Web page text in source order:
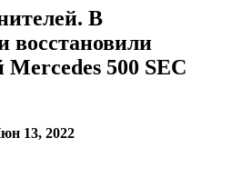
В
восстановили
500 SEC
13, 2022